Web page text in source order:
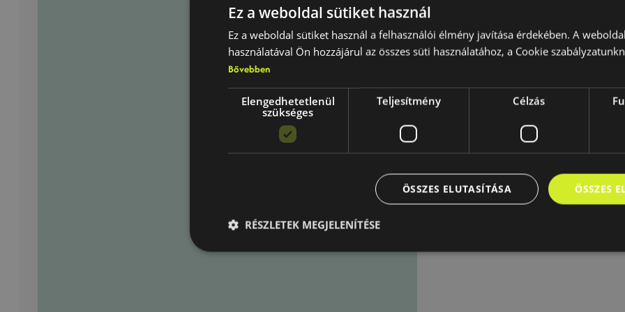
Ez a weboldal sütiket használ
Ez a weboldal sütiket használ a felhasználói élmény javítása érdekében. A
használatával Ön hozzájárul az összes süti használatához, a Cookie
Bővebben
Elengedhetetlenül
szükséges
Teljesítmény Célzás
ÖSSZES
ÖSSZES ELUTASÍTÁSA
RÉSZLETEK MEGJELENÍTÉSE